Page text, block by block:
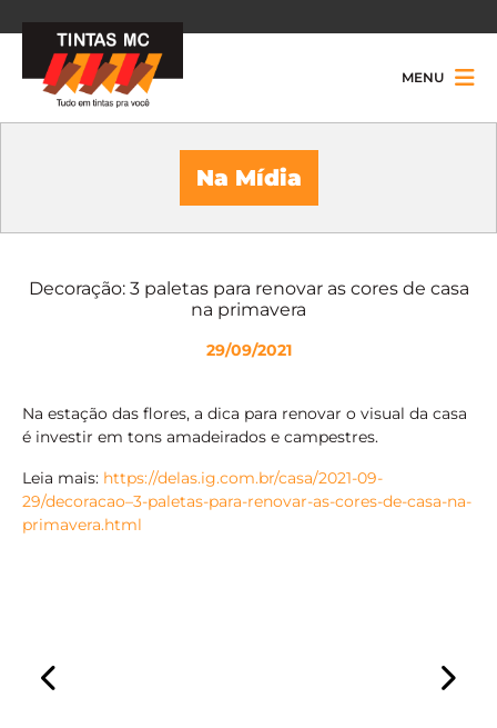
MENU
Na Mídia
Decoração: 3 paletas para renovar as cores de casa
na primavera
29/09/2021
Na estação das flores, a dica para renovar o visual da casa
é investir em tons amadeirados e campestres.
Leia mais: https://delas.ig.com.br/casa/2021-09-
29/decoracao–3-paletas-para-renovar-as-cores-de-casa-na-
primavera.html